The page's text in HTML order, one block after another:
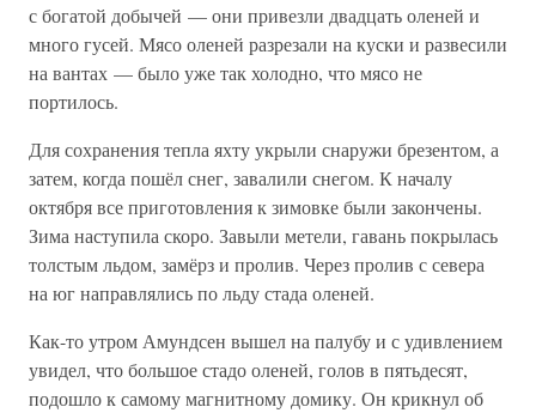
с богатой добычей — они привезли двадцать оленей и
много гусей. Мясо оленей разрезали на куски и развесили
на вантах — было уже так холодно, что мясо не
портилось.
Для сохранения тепла яхту укрыли снаружи брезентом, а
затем, когда пошёл снег, завалили снегом. К началу
октября все приготовления к зимовке были закончены.
Зима наступила скоро. Завыли метели, гавань покрылась
толстым льдом, замёрз и пролив. Через пролив с севера
на юг направлялись по льду стада оленей.
Как-то утром Амундсен вышел на палубу и с удивлением
увидел, что большое стадо оленей, голов в пятьдесят,
подошло к самому магнитному домику. Он крикнул об